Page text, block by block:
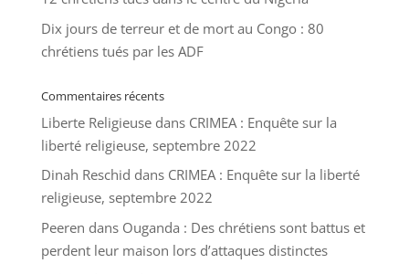
Dix jours de terreur et de mort au Congo : 80
chrétiens tués par les ADF
Commentaires récents
Liberte Religieusedans CRIMEA : Enquête sur la
liberté religieuse, septembre 2022
Dinah Reschid dans CRIMEA : Enquête sur la liberté
religieuse, septembre 2022
Peeren dans Ouganda : Des chrétiens sont battus et
perdent leur maison lors d’attaques distinctes